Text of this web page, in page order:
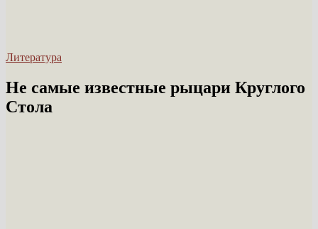
Литература
Не самые известные рыцари Круглого
Стола